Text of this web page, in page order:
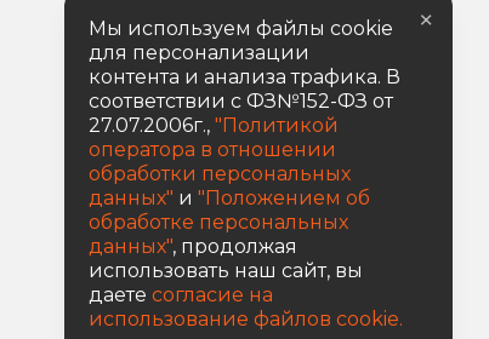
Мы используем файлы cookie
для персонализации
контента и анализа трафика. В
соответствии с ФЗ№152-ФЗ от
27.07.2006г., "Политикой
оператора в отношении
обработки персональных
данных" и "Положением об
обработке персональных
данных", продолжая
использовать наш сайт, вы
даете согласие на
использование файлов cookie.
×